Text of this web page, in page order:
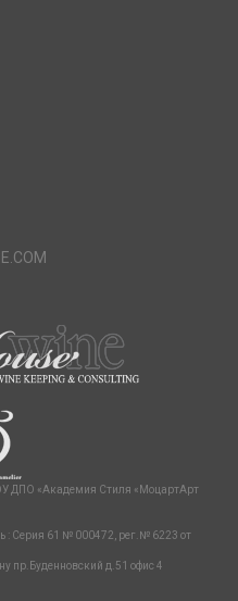
ДПО «Академия Стиля «МоцартАрт
: Серия 61 № 000472, рег.№ 6223 от
пр.Буденновский д.51 офис 4